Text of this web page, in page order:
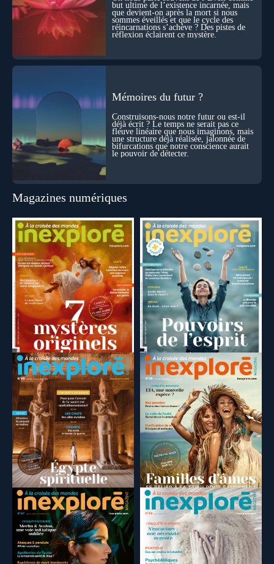
but ultime de l’existence incarnée, mais
que devient-on après la mort si nous
sommes éveillés et que le cycle des
réincarnations s’achève ? Des pistes de
réflexion éclairent ce mystère.
Mémoires du futur ?
Construisons-nous notre futur ou est-il
déjà écrit ? Le temps ne serait pas ce
fleuve linéaire que nous imaginons, mais
une structure déjà réalisée, jalonnée de
bifurcations que notre conscience aurait
le pouvoir de détecter.
Magazines numériques